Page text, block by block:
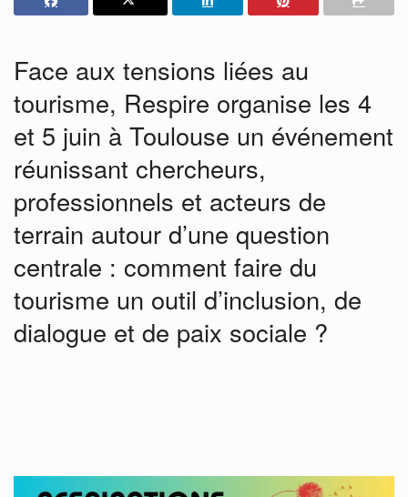
Face aux tensions liées au
tourisme, Respire organise les 4
et 5 juin à Toulouse un événement
réunissant chercheurs,
professionnels et acteurs de
terrain autour d’une question
centrale : comment faire du
tourisme un outil d’inclusion, de
dialogue et de paix sociale ?